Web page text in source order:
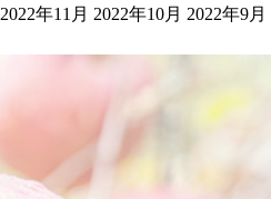
2022年11月 2022年10月 2022年9月